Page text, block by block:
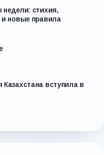
недели: стихия,
и новые правила
вступила в